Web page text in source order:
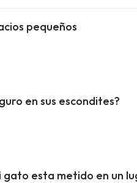
pequeños
en sus escondites?
gato esta metido en un